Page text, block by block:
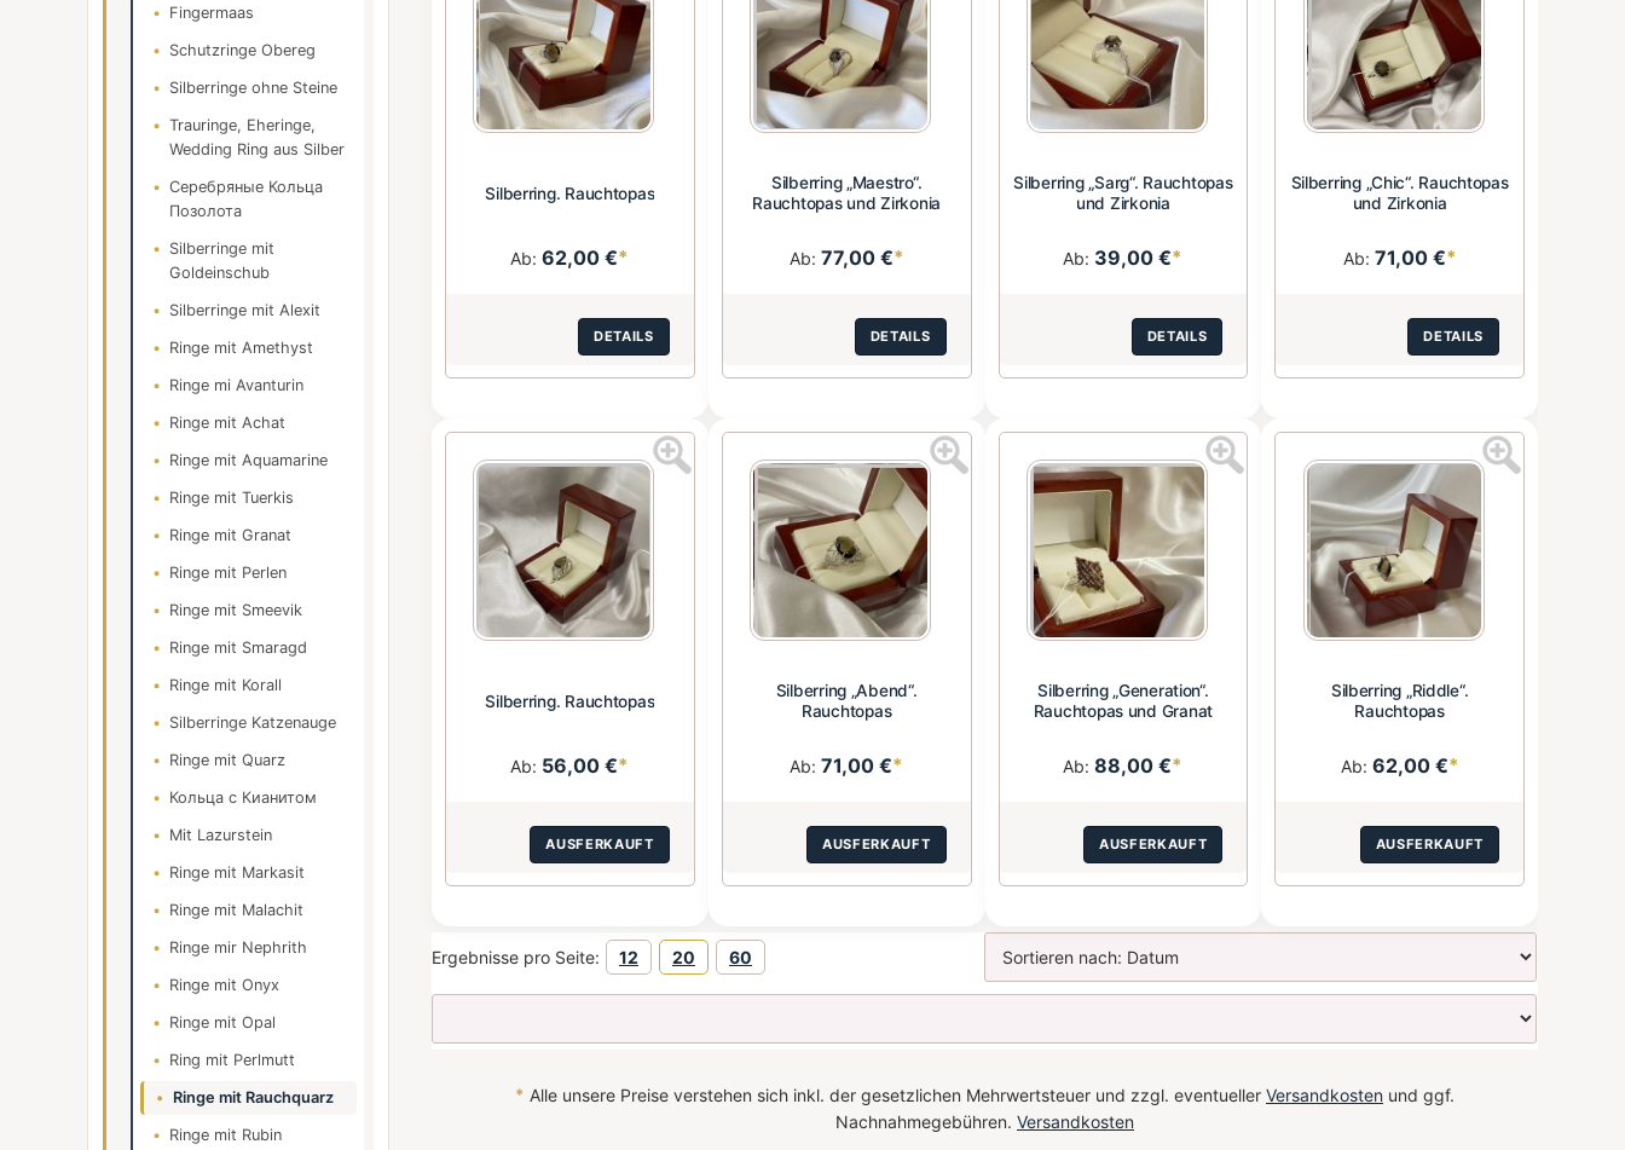
Fingermaas
Schutzringe Obereg
Silberringe ohne Steine
Trauringe, Eheringe,
Wedding Ring aus Silber
Серебряные Кольца
Позолота
Silberringe mit
Goldeinschub
Silberringe mit Alexit
Ringe mit Amethyst
Ringe mi Avanturin
Ringe mit Achat
Ringe mit Aquamarine
Ringe mit Tuerkis
Ringe mit Granat
Ringe mit Perlen
Ringe mit Smeevik
Ringe mit Smaragd
Ringe mit Korall
Silberringe Katzenauge
Ringe mit Quarz
Кольца с Кианитом
Mit Lazurstein
Ringe mit Markasit
Ringe mit Malachit
Ringe mir Nephrith
Ringe mit Onyx
Ringe mit Opal
Ring mit Perlmutt
Ringe mit Rauchquarz
Ringe mit Rubin
Silberring. Rauchtopas
Ab:62,00 €*
DETAILS
Silberring „Maestro“.
Rauchtopas und Zirkonia
Ab: 77,00 €*
DETAILS
Silberring „Sarg“. Rauchtopas
und Zirkonia
Ab: 39,00 €*
DETAILS
Silberring „Chic“. Rauchtopas
und Zirkonia
Ab: 71,00 €*
DETAILS
Silberring. Rauchtopas
Ab: 56,00 €*
AUSFERKAUFT
Silberring „Abend“.
Rauchtopas
Ab:71,00 €*
AUSFERKAUFT
Silberring „Generation“.
Rauchtopas und Granat
Ab:88,00 €*
AUSFERKAUFT
Silberring „Riddle“.
Rauchtopas
Ab: 62,00 €*
AUSFERKAUFT
Ergebnisse pro Seite: 12 20 60
* Alle unsere Preise verstehen sich inkl. der gesetzlichen Mehrwertsteuer und zzgl. eventueller Versandkosten und ggf.
Nachnahmegebühren. Versandkosten